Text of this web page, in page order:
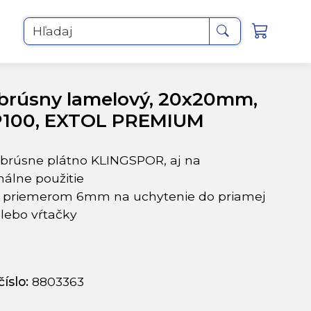
Hľadaj
lamelový, 20x20mm,
EXTOL PREMIUM
plátno KLINGSPOR, aj na
použitie
priemerom 6mm na uchytenie do priamej
vŕtačky
8803363